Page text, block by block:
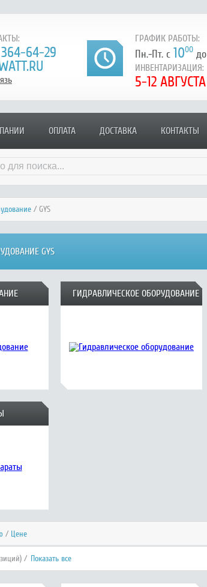
64-29
ГРАФИК РАБОТЫ:
Пн.-Пт. с 1000 до
ИНВЕНТАРИЗАЦИЯ:
5-12 АВГУСТА
ОПЛАТА ДОСТАВКА КОНТАКТЫ
/ GYS
GYS
ГИДРАВЛИЧЕСКОЕ ОБОРУДОВАНИЕ
/ Цене
/ Показать все